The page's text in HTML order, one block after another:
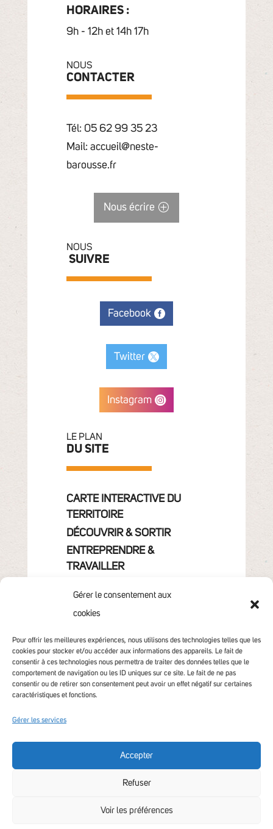
Gérer le consentement aux
cookies
Pour offrir les meilleures expériences, nous utilisons des technologies telles que les
cookies pour stocker et/ou accéder aux informations des appareils. Le fait de
consentir à ces technologies nous permettra de traiter des données telles que le
comportement de navigation ou les ID uniques sur ce site. Le fait de ne pas
consentir ou de retirer son consentement peut avoir un effet négatif sur certaines
caractéristiques et fonctions.
Gérer les services
Accepter
Refuser
Voir les préférences
HORAIRES :
9h - 12h et 14h 17h
NOUS
CONTACTER
Tél: 05 62 99 35 23
Mail: accueil@neste-
barousse.fr
Nous écrire
NOUS
SUIVRE
Facebook
Twitter
Instagram
LE PLAN
DU SITE
CARTE INTERACTIVE DU
TERRITOIRE
DÉCOUVRIR & SORTIR
ENTREPRENDRE &
TRAVAILLER
CONTACT
Accessibilité non conforme